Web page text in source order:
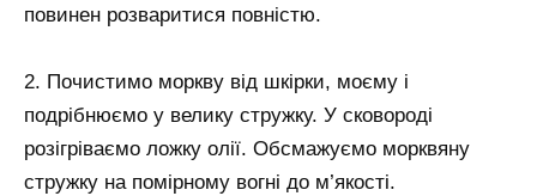
повинен розваритися повністю.
2. Почистимо моркву від шкірки, моєму і
подрібнюємо у велику стружку. У сковороді
розігріваємо ложку олії. Обсмажуємо морквяну
стружку на помірному вогні до м’якості.